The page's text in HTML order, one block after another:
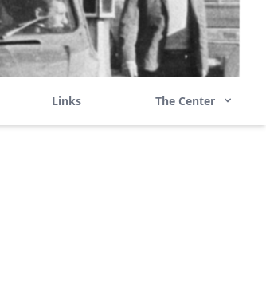
Links The Center